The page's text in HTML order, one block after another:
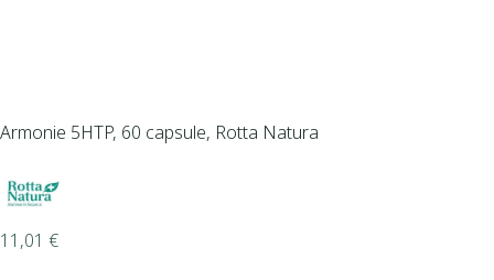
Armonie 5HTP, 60 capsule, Rotta Natura
11,01 €